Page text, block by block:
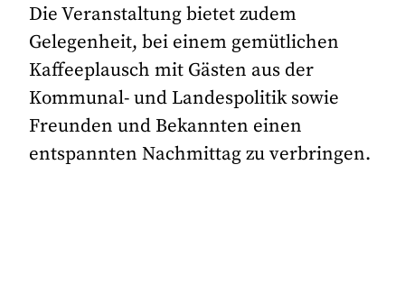
Die Veranstaltung bietet zudem
Gelegenheit, bei einem gemütlichen
Kaffeeplausch mit Gästen aus der
Kommunal- und Landespolitik sowie
Freunden und Bekannten einen
entspannten Nachmittag zu verbringen.